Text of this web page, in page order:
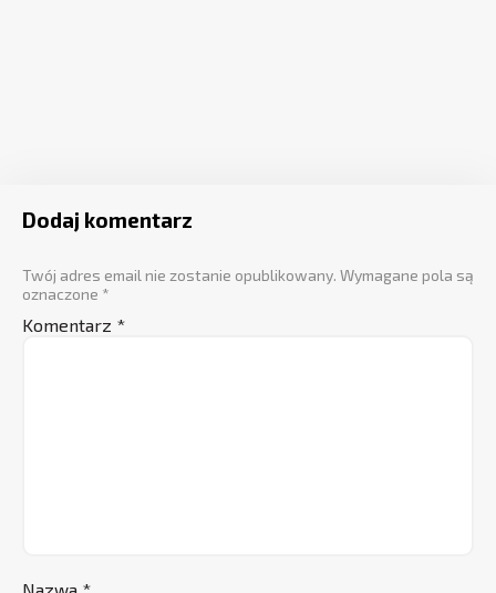
Dodaj komentarz
Twój adres email nie zostanie opublikowany. Wymagane pola są
oznaczone *
Komentarz *